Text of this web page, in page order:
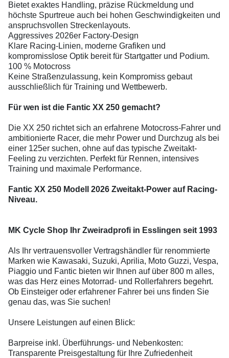
Bietet exaktes Handling, präzise Rückmeldung und
höchste Spurtreue auch bei hohen Geschwindigkeiten und
anspruchsvollen Streckenlayouts.
Aggressives 2026er Factory-Design
Klare Racing-Linien, moderne Grafiken und
kompromisslose Optik bereit für Startgatter und Podium.
100 % Motocross
Keine Straßenzulassung, kein Kompromiss gebaut
ausschließlich für Training und Wettbewerb.
Für wen ist die Fantic XX 250 gemacht?
Die XX 250 richtet sich an erfahrene Motocross-Fahrer und
ambitionierte Racer, die mehr Power und Durchzug als bei
einer 125er suchen, ohne auf das typische Zweitakt-
Feeling zu verzichten. Perfekt für Rennen, intensives
Training und maximale Performance.
Fantic XX 250 Modell 2026 Zweitakt-Power auf Racing-
Niveau.
MK Cycle Shop Ihr Zweiradprofi in Esslingen seit 1993
Als Ihr vertrauensvoller Vertragshändler für renommierte
Marken wie Kawasaki, Suzuki, Aprilia, Moto Guzzi, Vespa,
Piaggio und Fantic bieten wir Ihnen auf über 800 m alles,
was das Herz eines Motorrad- und Rollerfahrers begehrt.
Ob Einsteiger oder erfahrener Fahrer bei uns finden Sie
genau das, was Sie suchen!
Unsere Leistungen auf einen Blick:
Barpreise inkl. Überführungs- und Nebenkosten:
Transparente Preisgestaltung für Ihre Zufriedenheit